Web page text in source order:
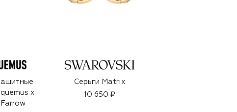
x
Серьги Matrix
10 650 ₽